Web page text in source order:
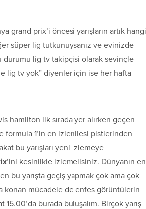
grand prix’i öncesi yarışların artık hangi
süper lig tutkunuysanız ve evinizde
durumu lig tv takipçisi olarak sevinçle
lig tv yok” diyenler için ise her hafta
hamilton ilk sırada yer alırken geçen
formula 1’in en izlenilesi pistlerinden
bu yarışları yeni izlemeye
‘ini kesinlikle izlemelisiniz. Dünyanın en
bu yarışta geçiş yapmak çok ama çok
konan mücadele de enfes görüntülerin
15.00’da burada buluşalım. Birçok yarış